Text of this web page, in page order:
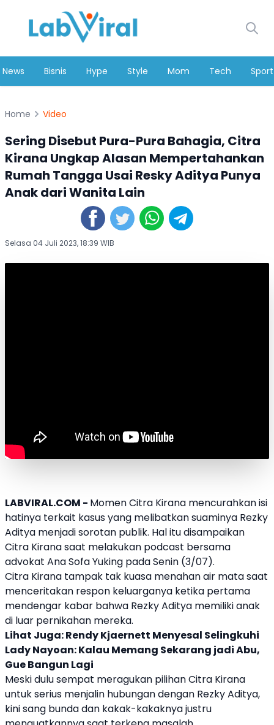
News Bisnis Hype Style Mom Tech Sport
Home Video
Sering Disebut Pura-Pura Bahagia, Citra
Kirana Ungkap Alasan Mempertahankan
Rumah Tangga Usai Resky Aditya Punya
Anak dari Wanita Lain
Selasa 04 Juli 2023, 18:39 WIB
LABVIRAL.COM - MomenCitra Kirana mencurahkan isi
hatinya terkait kasus yang melibatkan suaminya Rezky
Aditya menjadi sorotan publik. Hal itu disampaikan
Citra Kiranasaat melakukan podcast bersama
advokat Ana Sofa Yuking pada Senin (3/07).
Citra Kirana tampak tak kuasa menahan air mata saat
menceritakan respon keluarganya ketika pertama
mendengar kabar bahwa Rezky Aditya memiliki anak
di luar pernikahan mereka.
Lihat Juga:Rendy Kjaernett Menyesal Selingkuhi
Lady Nayoan: Kalau Memang Sekarang jadi Abu,
Gue Bangun Lagi
Meski dulu sempat meragukan pilihanCitra Kirana
untuk serius menjalin hubungan dengan Rezky Aditya,
kini sang bunda dan kakak-kakaknya justru